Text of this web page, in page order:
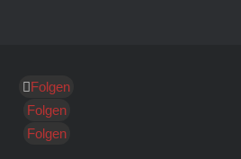
Folgen
Folgen
Folgen
Kundenbewertungen und Erfahrungen zu
SEHR GUT